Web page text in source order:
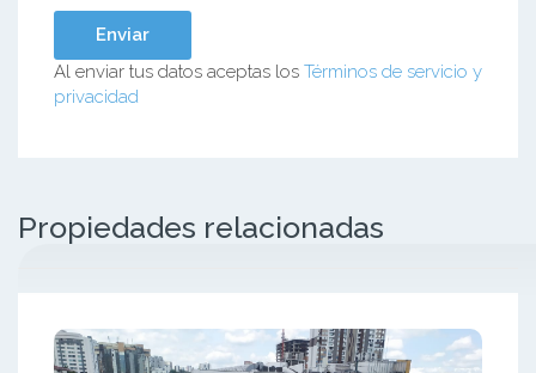
Al enviar tus datos aceptas los Términos de servicio y
privacidad
Propiedades relacionadas